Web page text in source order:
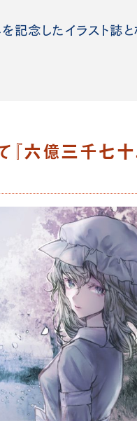
念したイラスト誌と
『六億三千七